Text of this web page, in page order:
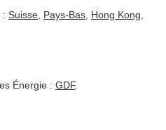
: Suisse Pays-Bas Hong Kong
Énergie : GDF.